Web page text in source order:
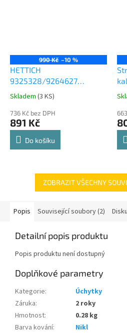
990 Kč –10 %
HETTICH
9325328/9264627
Comfort Spin 360° otočná
police 8kg
Průměrné
produktu
je
4,8
Skladem (3 KS)
736 Kč bez DPH
891 Kč
Do košíku
je
4,8
ZOBRAZIT VŠECHNY
Popis Související soubory (2)
Detailní popis produktu
Popis produktu není dostupný
Doplňkové parametry
Kategorie:
Úchytky
Záruka:
2 roky
Hmotnost:
0.28 kg
Barva kování:
Nikl